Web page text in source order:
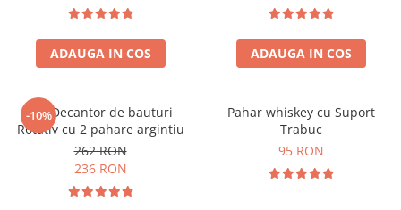
ADAUGA IN COS ADAUGA IN COS
-10%
Set Decantor de bauturi
Rotativ cu 2 pahare argintiu
262 RON
236 RON
Pahar whiskey cu Suport
Trabuc
95 RON